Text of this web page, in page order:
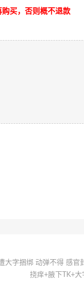
买，否则概不退款
大字捆绑 动弹不得 感官
挠痒+腋下TK+大